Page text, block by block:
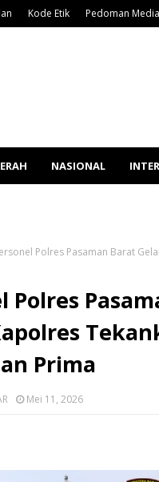
Kode Etik Pedoman
NASIONAL
Polres Pasaman Barat
Polres
Prima
Mei 11, 2026